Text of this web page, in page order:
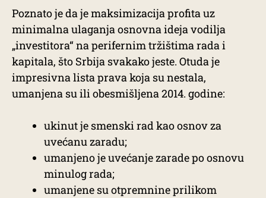
Poznato je da je maksimizacija profita uz
minimalna ulaganja osnovna ideja vodilja
„investitora“ na perifernim tržištima rada i
kapitala, što Srbija svakako jeste. Otuda je
impresivna lista prava koja su nestala,
umanjena su ili obesmišljena 2014. godine:
ukinut je smenski rad kao osnov za
uvećanu zaradu;
umanjeno je uvećanje zarade po osnovu
minulog rada;
umanjene su otpremnine prilikom